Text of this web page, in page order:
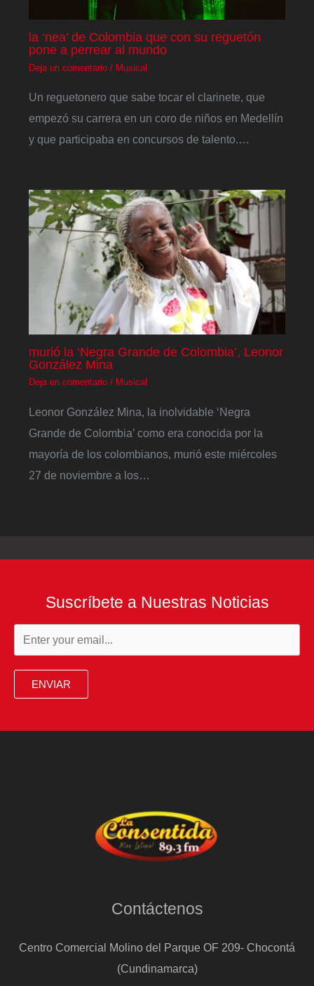
la ‘nea’ de Colombia que con su reguetón
pone a perrear al mundo
Deja un comentario / Musical
Un reguetonero que sabe tocar el clarinete, que
empezó su carrera en un coro de niños en Medellín
y que participaba en concursos de talento.…
murió la ‘Negra Grande de Colombia’, Leonor
González Mina
Deja un comentario / Musical
Leonor González Mina, la inolvidable ‘Negra
Grande de Colombia’ como era conocida por la
mayoría de los colombianos, murió este miércoles
27 de noviembre a los…
Suscríbete a Nuestras Noticias
ENVIAR
Contáctenos
Centro Comercial Molino del Parque OF 209- Chocontá
(Cundinamarca)